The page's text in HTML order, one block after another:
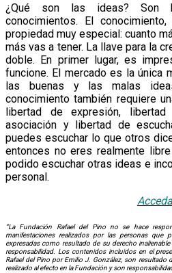
¿Qué son las ideas? Son
conocimientos. El
propiedad muy especial: cuanto
más vas a tener. La llave para la
doble. En primer lugar, es
funcione. El mercado es la única
las buenas y las malas
conocimiento también requiere
libertad de expresión,
asociación y libertad de
puedes escuchar lo que otros
entonces no eres realmente
podido escuchar otras ideas e
personal.
“La Fundación Rafael del Pino no se hace
manifestaciones realizados por las personas
expresadas como resultado de su derecho
responsabilidad. Los contenidos incluidos en el
Rafael del Pino por Emilio J. González, son resultado
realizado al efecto en la Fundación y son